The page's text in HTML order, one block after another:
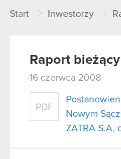
Start Inwestorzy
Raport
16 czerwca 2008
PDF
Nowym
ZATRA S.A.